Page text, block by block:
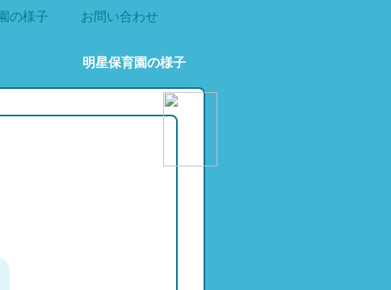
の様子 お問い合わせ
明星保育園の様子